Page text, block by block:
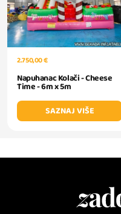
2.750,00 €
Napuhanac Kolači - Cheese
Time - 6m x 5m
SAZNAJ VIŠE